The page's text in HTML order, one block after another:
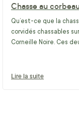
Chasse au
Qu’est-ce que la
corvidés chassables
Corneille Noire. Ces
Lire la suite